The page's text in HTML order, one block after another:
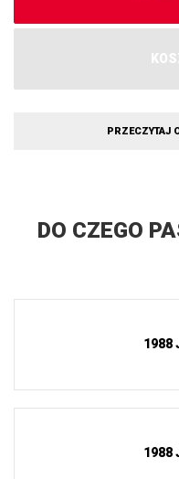
PRZECZYTAJ
DO CZEGO
1988
1988